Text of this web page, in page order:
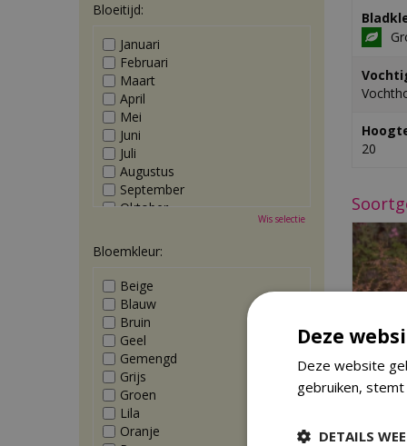
20
Bloeitijd:
Januari
Februari
Maart
April
Mei
Juni
Juli
Augustus
September
Oktober
December
Wis selectie
Bloemkleur:
Beige
Blauw
Bruin
Geel
Gemengd
Grijs
Groen
Lila
Oranje
Deze
Deze website
gebruiken,
DETAILS